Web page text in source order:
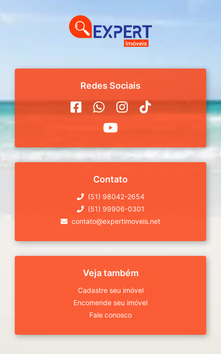
Redes Sociais
Contato
(51) 98042-2654
(51) 99906-0301
contato@expertimoveis.net
Veja também
Cadastre seu imóvel
Encomende seu imóvel
Fale conosco